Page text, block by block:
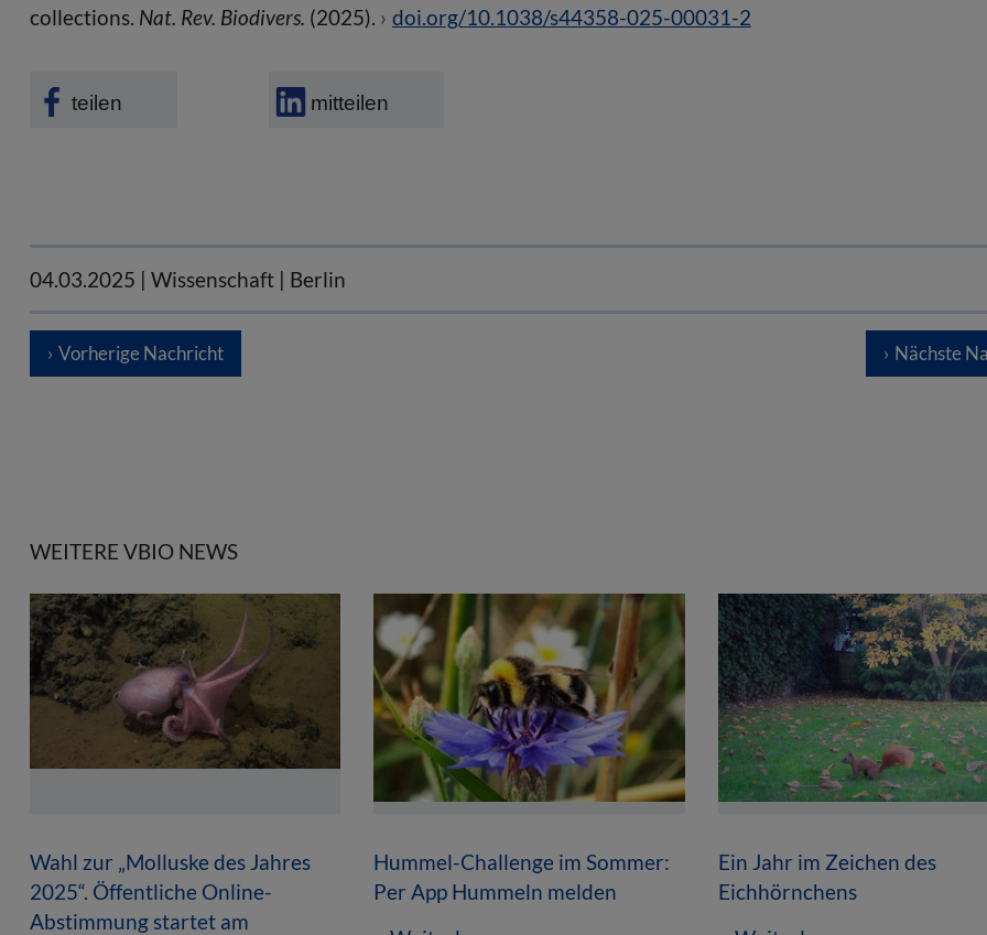
collections. Nat. Rev. Biodivers. (2025). doi.org/10.1038/s44358-025-00031-2
teilen mitteilen
04.03.2025 | Wissenschaft | Berlin
Vorherige Nachricht Nächste
WEITERE VBIO NEWS
Wahl zur „Molluske des Jahres
2025“. Öffentliche Online-
Abstimmung startet am
Hummel-Challenge im Sommer:
Per App Hummeln melden
Ein Jahr im Zeichen des
Eichhörnchens